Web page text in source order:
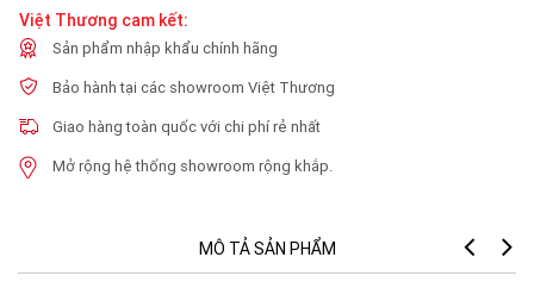
Việt Thương cam kết:
Sản phẩm nhập khẩu chính hãng
Bảo hành tại các showroom Việt Thương
Giao hàng toàn quốc với chi phí rẻ nhất
Mở rộng hệ thống showroom rộng khắp.
MÔ TẢ SẢN PHẨM